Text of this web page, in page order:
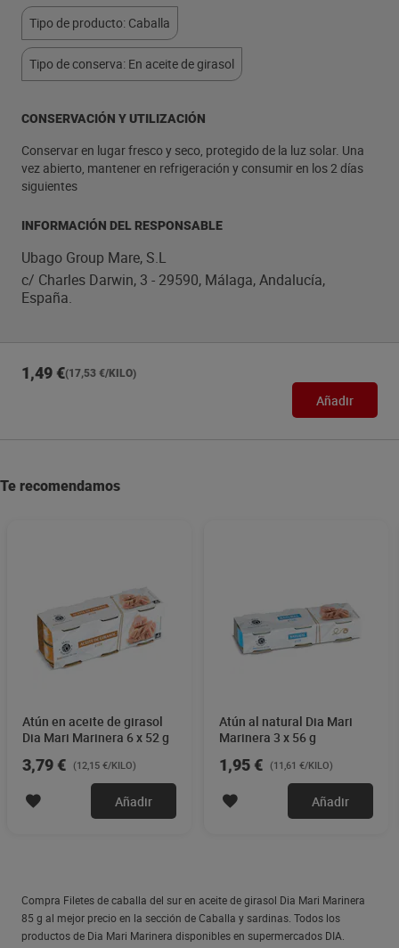
Tipo de producto: Caballa
Tipo de conserva: En aceite de girasol
CONSERVACIÓN Y UTILIZACIÓN
Conservar en lugar fresco y seco, protegido de la luz solar. Una
vez abierto, mantener en refrigeración y consumir en los 2 días
siguientes
INFORMACIÓN DEL RESPONSABLE
Ubago Group Mare, S.L
c/ Charles Darwin, 3 - 29590, Málaga, Andalucía,
España.
1,49 €(17,53 €/KILO)
Añadir
Te recomendamos
Atún en aceite de girasol
Dia Mari Marinera 6 x 52 g
3,79 € (12,15 €/KILO)
Añadir
Atún al natural Dia Mari
Marinera 3 x 56 g
1,95 € (11,61 €/KILO)
Añadir
Compra Filetes de caballa del sur en aceite de girasol Dia Mari Marinera
85 g al mejor precio en la sección de Caballa y sardinas. Todos los
productos de Dia Mari Marinera disponibles en supermercados DIA.